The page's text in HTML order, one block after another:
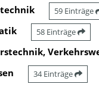
59 Einträge
58 Einträge
34 Einträge